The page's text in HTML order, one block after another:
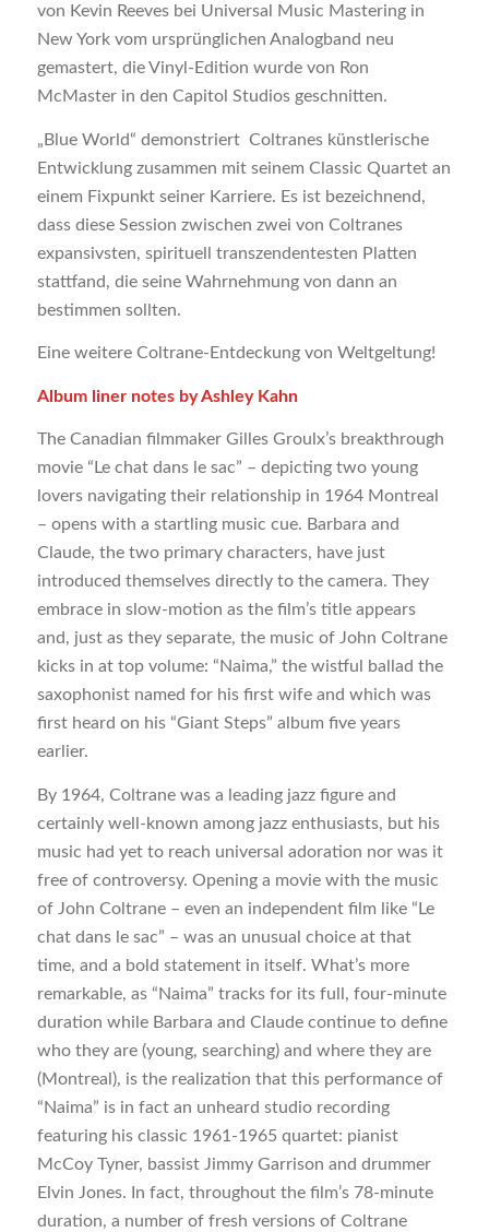
von Kevin Reeves bei Universal Music Mastering in
New York vom ursprünglichen Analogband neu
gemastert, die Vinyl-Edition wurde von Ron
McMaster in den Capitol Studios geschnitten.
„Blue World“ demonstriert Coltranes künstlerische
Entwicklung zusammen mit seinem Classic Quartet an
einem Fixpunkt seiner Karriere. Es ist bezeichnend,
dass diese Session zwischen zwei von Coltranes
expansivsten, spirituell transzendentesten Platten
stattfand, die seine Wahrnehmung von dann an
bestimmen sollten.
Eine weitere Coltrane-Entdeckung von Weltgeltung!
Album liner notes by Ashley Kahn
The Canadian filmmaker Gilles Groulx’s breakthrough
movie “Le chat dans le sac” – depicting two young
lovers navigating their relationship in 1964 Montreal
– opens with a startling music cue. Barbara and
Claude, the two primary characters, have just
introduced themselves directly to the camera. They
embrace in slow-motion as the film’s title appears
and, just as they separate, the music of John Coltrane
kicks in at top volume: “Naima,” the wistful ballad the
saxophonist named for his first wife and which was
first heard on his “Giant Steps” album five years
earlier.
By 1964, Coltrane was a leading jazz figure and
certainly well-known among jazz enthusiasts, but his
music had yet to reach universal adoration nor was it
free of controversy. Opening a movie with the music
of John Coltrane – even an independent film like “Le
chat dans le sac” – was an unusual choice at that
time, and a bold statement in itself. What’s more
remarkable, as “Naima” tracks for its full, four-minute
duration while Barbara and Claude continue to define
who they are (young, searching) and where they are
(Montreal), is the realization that this performance of
“Naima” is in fact an unheard studio recording
featuring his classic 1961-1965 quartet: pianist
McCoy Tyner, bassist Jimmy Garrison and drummer
Elvin Jones. In fact, throughout the film’s 78-minute
duration, a number of fresh versions of Coltrane